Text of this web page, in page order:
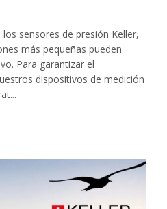
sensores de presión Keller,
más pequeñas pueden
Para garantizar el
dispositivos de medición